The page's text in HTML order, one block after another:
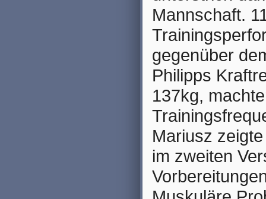
Mannschaft.
gegenüber
Philipps
137kg,
Mariusz
im zweiten